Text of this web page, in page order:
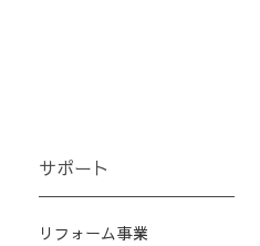
サポート
リフォーム事業